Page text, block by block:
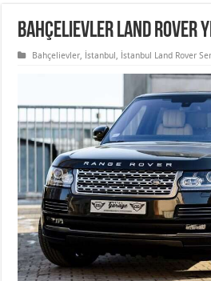
Bahçelievler Land Rover
Bahçelievler, İstanbul, İstanbul Land Rover